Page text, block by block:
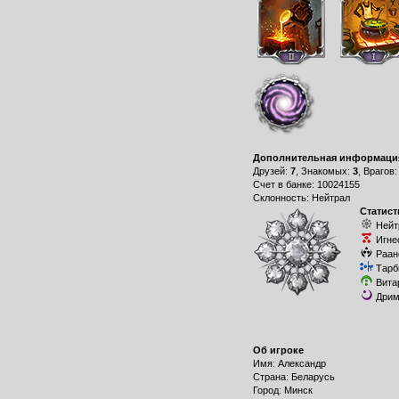
Дополнительная
Друзей: 7, Знакомых: 3, Врагов:
Счет в банке: 10024155
Склонность: Нейтрал
Об игроке
Имя: Александр
Страна: Беларусь
Город: Минск